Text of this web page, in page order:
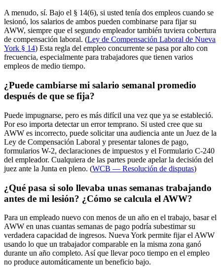
A menudo, sí. Bajo el § 14(6), si usted tenía dos empleos cuando se
lesionó, los salarios de ambos pueden combinarse para fijar su
AWW, siempre que el segundo empleador también tuviera cobertura
de compensación laboral. (Ley de Compensación Laboral de Nueva
York § 14) Esta regla del empleo concurrente se pasa por alto con
frecuencia, especialmente para trabajadores que tienen varios
empleos de medio tiempo.
¿Puede cambiarse mi salario semanal promedio
después de que se fija?
Puede impugnarse, pero es más difícil una vez que ya se estableció.
Por eso importa detectar un error temprano. Si usted cree que su
AWW es incorrecto, puede solicitar una audiencia ante un Juez de la
Ley de Compensación Laboral y presentar talones de pago,
formularios W-2, declaraciones de impuestos y el Formulario C-240
del empleador. Cualquiera de las partes puede apelar la decisión del
juez ante la Junta en pleno. (WCB — Resolución de disputas)
¿Qué pasa si solo llevaba unas semanas trabajando
antes de mi lesión? ¿Cómo se calcula el AWW?
Para un empleado nuevo con menos de un año en el trabajo, basar el
AWW en unas cuantas semanas de pago podría subestimar su
verdadera capacidad de ingresos. Nueva York permite fijar el AWW
usando lo que un trabajador comparable en la misma zona ganó
durante un año completo. Así que llevar poco tiempo en el empleo
no produce automáticamente un beneficio bajo.